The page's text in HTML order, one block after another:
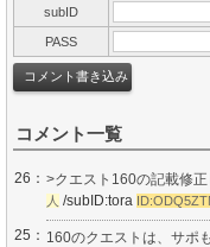
subID
PASS
コメント一覧
26： >クエスト160の記載修
人 /subID:tora
25： 160のクエストは、サポ